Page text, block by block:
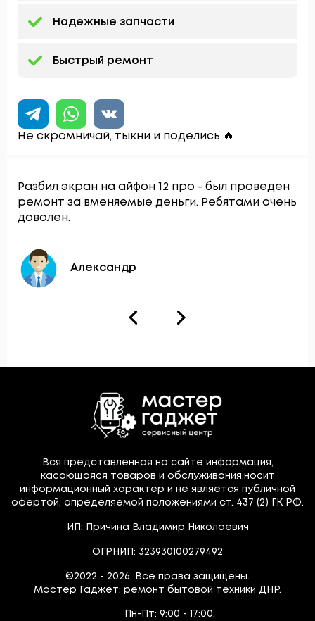
Надежные запчасти
Быстрый ремонт
Не скромничай, тыкни и поделись 🔥
Разбил экран на айфон 12 про - был проведен
ремонт за вменяемые деньги. Ребятами очень
доволен.
Александр
Вся представленная на сайте информация,
касающаяся товаров и обслуживания,носит
информационный характер и не является публичной
офертой, определяемой положениями ст. 437 (2) ГК РФ.
ИП: Причина Владимир Николаевич
ОГРНИП: 323930100279492
©2022 - 2026. Все права защищены.
Мастер Гаджет: ремонт бытовой техники ДНР.
Пн-Пт: 9:00 - 17:00,